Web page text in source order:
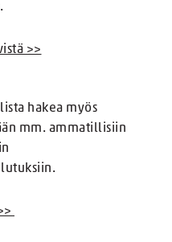
>>
hakea myös
mm. ammatillisiin